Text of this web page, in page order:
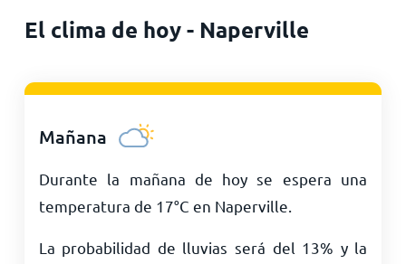
El clima de hoy - Naperville
Mañana
Durante la mañana de hoy se espera una
temperatura de 17°C en Naperville.
La probabilidad de lluvias será del 13% y la